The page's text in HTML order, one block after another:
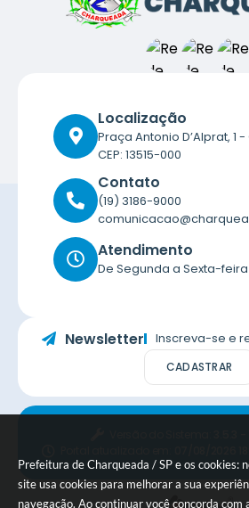
Prefeitura de Charqueada / SP e os cookies:
site usa cookies para melhorar a sua
navegação. Ao continuar você concorda com
Localização
Praça Antonio D’Alprat, 1
CEP: 13515-000
Contato
(19) 3186-9000
Atendimento
De Segunda a Sexta-feira
Newsletter Inscreva-se e
CADASTRAR